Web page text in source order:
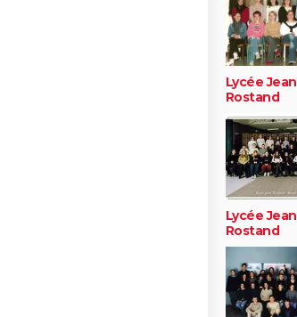
Lycée Jean
Rostand
Lycée Jean
Rostand